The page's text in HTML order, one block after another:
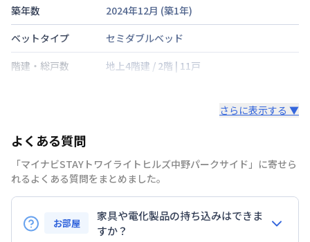
築年数
2024年12月 (築1年)
ベットタイプ
セミダブルベッド
階建・総戸数
地上4階建 / 2階 | 11戸
禁煙・喫煙
東京地下鉄丸ノ内線
定員
2名
さらに表示する ▼
よくある質問
「マイナビSTAYトワイライトヒルズ中野パークサイド」に寄せら
れるよくある質問をまとめました。
お部屋
家具や電化製品の持ち込みはできま
すか？